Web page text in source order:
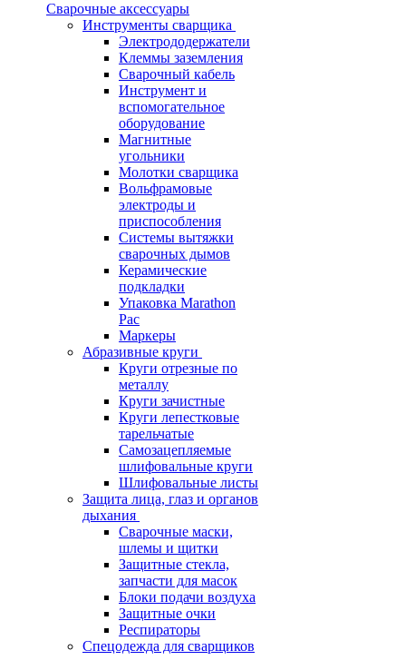
Сварочные аксессуары
Инструменты сварщика
Электрододержатели
Клеммы заземления
Сварочный кабель
Инструмент и
вспомогательное
оборудование
Магнитные
угольники
Молотки сварщика
Вольфрамовые
электроды и
приспособления
Системы вытяжки
сварочных дымов
Керамические
подкладки
Упаковка Marathon
Pac
Маркеры
Абразивные круги
Круги отрезные по
металлу
Круги зачистные
Круги лепестковые
тарельчатые
Самозацепляемые
шлифовальные круги
Шлифовальные листы
Защита лица, глаз и органов
дыхания
Сварочные маски,
шлемы и щитки
Защитные стекла,
запчасти для масок
Блоки подачи воздуха
Защитные очки
Респираторы
Спецодежда для сварщиков